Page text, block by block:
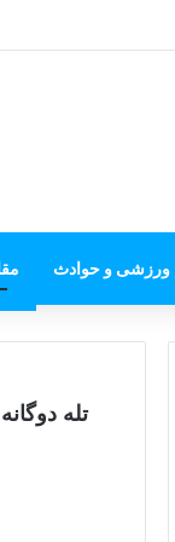
ورزشی و حوادث
تله